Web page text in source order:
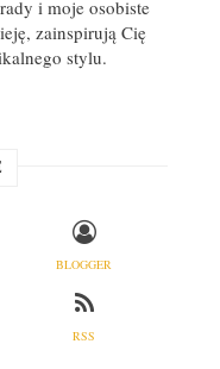
i moje osobiste
zainspirują Cię
stylu.
BLOGGER
RSS